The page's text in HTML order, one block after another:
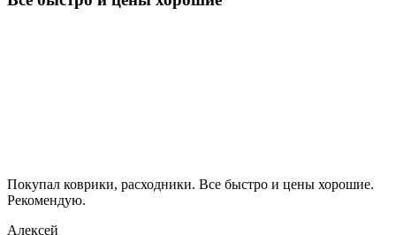
Покупал коврики, расходники. Все быстро и цены хорошие.
Рекомендую.
Алексей